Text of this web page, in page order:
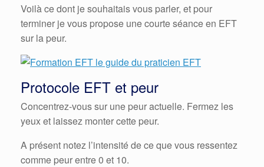
Voilà ce dont je souhaitais vous parler, et pour
terminer je vous propose une courte séance en EFT
sur la peur.
Protocole EFT et peur
Concentrez-vous sur une peur actuelle. Fermez les
yeux et laissez monter cette peur.
A présent notez l’intensité de ce que vous ressentez
comme peur entre 0 et 10.